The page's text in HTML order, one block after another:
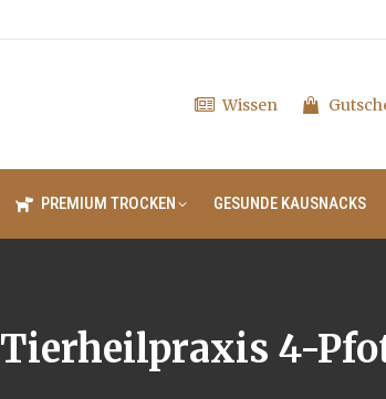
Wissen
PREMIUM TROCKEN GESUNDE KAUSNACKS
Tierheilpraxis 4-